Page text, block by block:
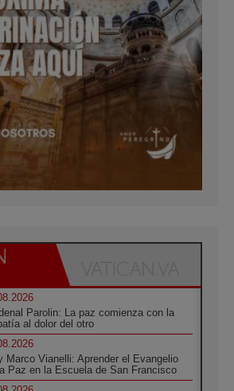
Parolin: La paz comienza con la
al dolor del otro
Marco Vianelli: Aprender el Evangelio
Paz en la Escuela de San Francisco